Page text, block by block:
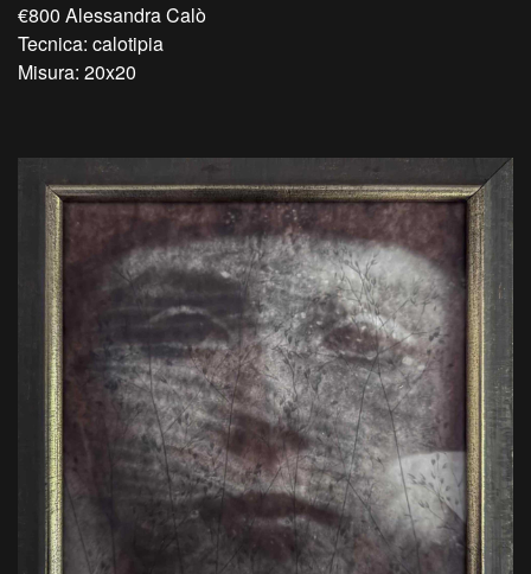
€800 Alessandra Calò
Tecnica: calotipia
Misura: 20x20